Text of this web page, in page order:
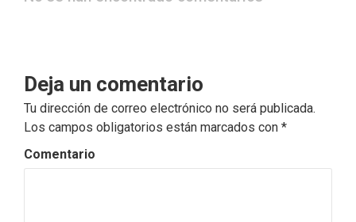
Deja un comentario
Tu dirección de correo electrónico no será publicada.
Los campos obligatorios están marcados con *
Comentario